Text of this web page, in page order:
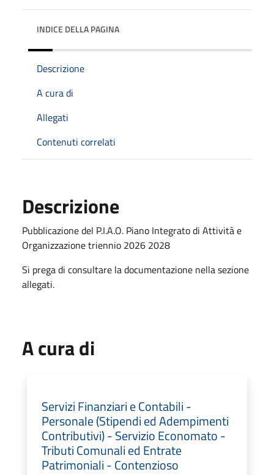
INDICE DELLA PAGINA
Descrizione
A cura di
Allegati
Contenuti correlati
Descrizione
Pubblicazione del P.I.A.O. Piano Integrato di Attività e
Organizzazione triennio 2026 2028
Si prega di consultare la documentazione nella sezione
allegati.
A cura di
Servizi Finanziari e Contabili -
Personale (Stipendi ed Adempimenti
Contributivi) - Servizio Economato -
Tributi Comunali ed Entrate
Patrimoniali - Contenzioso